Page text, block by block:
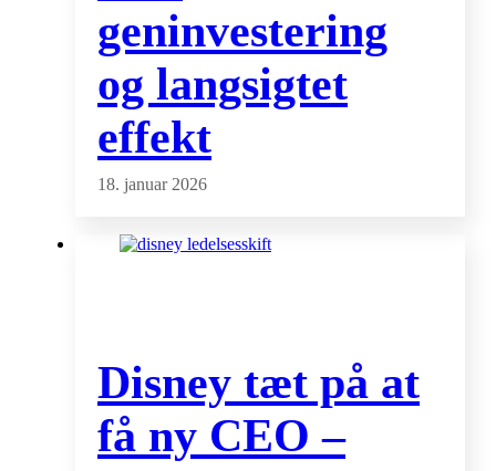
geninvestering
og langsigtet
effekt
18. januar 2026
Disney tæt på at
få ny CEO –